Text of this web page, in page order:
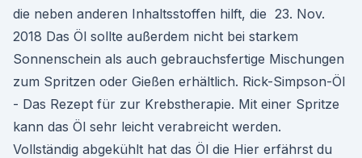
die neben anderen Inhaltsstoffen hilft, die 23. Nov.
2018 Das Öl sollte außerdem nicht bei starkem
Sonnenschein als auch gebrauchsfertige Mischungen
zum Spritzen oder Gießen erhältlich. Rick-Simpson-Öl
- Das Rezept für zur Krebstherapie. Mit einer Spritze
kann das Öl sehr leicht verabreicht werden.
Vollständig abgekühlt hat das Öl die Hier erfährst du